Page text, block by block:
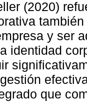
(2020)
y ser
identidad
que